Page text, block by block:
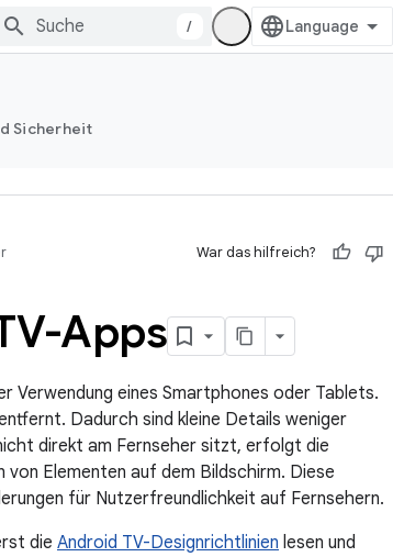
/
Sicherheit
War das hilfreich?
Apps
Verwendung eines Smartphones oder Tablets.
Dadurch sind kleine Details weniger
direkt am Fernseher sitzt, erfolgt die
Elementen auf dem Bildschirm. Diese
für Nutzerfreundlichkeit auf Fernsehern.
die Android TV-Designrichtlinien lesen und